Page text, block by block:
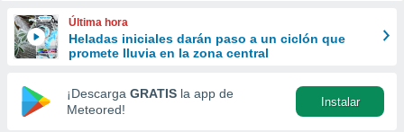
y
forma
digital
basada
Última hora
Heladas iniciales darán paso a un ciclón que
promete lluvia en la zona central
¡Descarga GRATIS la app de
Meteored!
Instalar